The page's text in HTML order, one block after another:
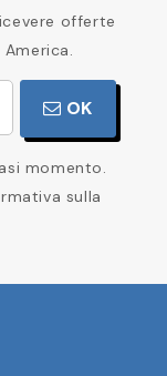
offerte
OK
momento.
sulla